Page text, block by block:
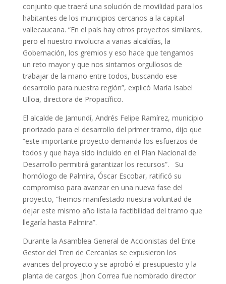
conjunto que traerá una solución de movilidad para los
habitantes de los municipios cercanos a la capital
vallecaucana. “En el país hay otros proyectos similares,
pero el nuestro involucra a varias alcaldías, la
Gobernación, los gremios y eso hace que tengamos
un reto mayor y que nos sintamos orgullosos de
trabajar de la mano entre todos, buscando ese
desarrollo para nuestra región”, explicó María Isabel
Ulloa, directora de Propacífico.
El alcalde de Jamundí, Andrés Felipe Ramírez, municipio
priorizado para el desarrollo del primer tramo, dijo que
“este importante proyecto demanda los esfuerzos de
todos y que haya sido incluido en el Plan Nacional de
Desarrollo permitirá garantizar los recursos”. Su
homólogo de Palmira, Óscar Escobar, ratificó su
compromiso para avanzar en una nueva fase del
proyecto, “hemos manifestado nuestra voluntad de
dejar este mismo año lista la factibilidad del tramo que
llegaría hasta Palmira”.
Durante la Asamblea General de Accionistas del Ente
Gestor del Tren de Cercanías se expusieron los
avances del proyecto y se aprobó el presupuesto y la
planta de cargos. Jhon Correa fue nombrado director